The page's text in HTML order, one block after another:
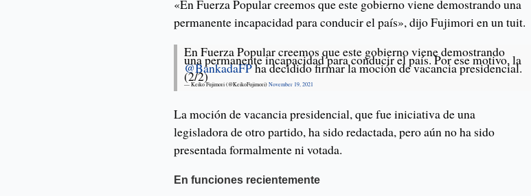
«En Fuerza Popular creemos que este gobierno viene demostrando una
permanente incapacidad para conducir el país», dijo Fujimori en un tuit.
En Fuerza Popular creemos que este gobierno viene demostrando
una permanente incapacidad para conducir el país. Por ese motivo, la
@BankadaFPha decidido firmar la moción de vacancia presidencial.
(2/2)
— Keiko Fujimori (@KeikoFujimori)November 19, 2021
La moción de vacancia presidencial, que fue iniciativa de una
legisladora de otro partido, ha sido redactada, pero aún no ha sido
presentada formalmente ni votada.
En funciones recientemente